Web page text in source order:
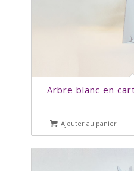
Arbre blanc en
Ajouter au panier